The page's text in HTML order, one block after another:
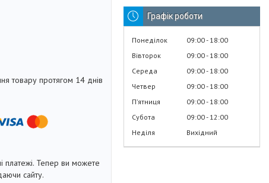
товару протягом 14 днів
платежі. Тепер ви можете
сайту.
Графік роботи
Понеділок 09:00 18:00
Вівторок
09:00 18:00
Середа
09:00 18:00
Четвер
09:00 18:00
Пʼятниця
09:00 18:00
Субота
09:00 12:00
Неділя
Вихідний